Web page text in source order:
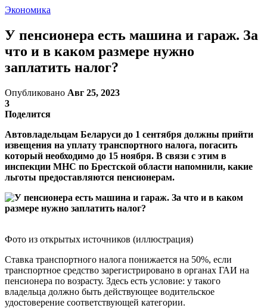
Экономика
У пенсионера есть машина и гараж. За
что и в каком размере нужно
заплатить налог?
Опубликовано Авг 25, 2023
3
Поделится
Автовладельцам Беларуси до 1 сентября должны прийти
извещения на уплату транспортного налога, погасить
который необходимо до 15 ноября. В связи с этим в
инспекции МНС по Брестской области напомнили, какие
льготы предоставляются пенсионерам.
Фото из открытых источников (иллюстрация)
Ставка транспортного налога понижается на 50%, если
транспортное средство зарегистрировано в органах ГАИ на
пенсионера по возрасту. Здесь есть условие: у такого
владельца должно быть действующее водительское
удостоверение соответствующей категории.